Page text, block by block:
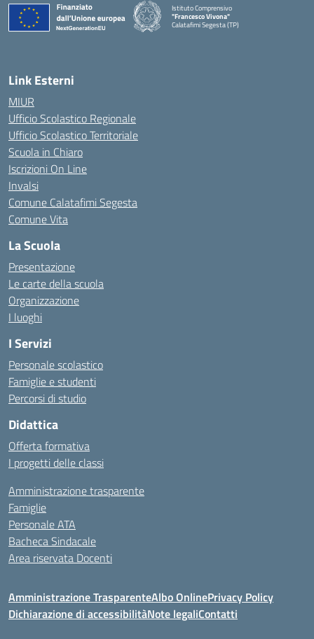
Istituto Comprensivo
"Francesco Vivona"
Calatafimi Segesta (TP)
— Visita la pagina iniziale della scuola
Link Esterni
MIUR
Ufficio Scolastico Regionale
Ufficio Scolastico Territoriale
Scuola in Chiaro
Iscrizioni On Line
Invalsi
Comune Calatafimi Segesta
Comune Vita
La Scuola
Presentazione
Le carte della scuola
Organizzazione
I luoghi
I Servizi
Personale scolastico
Famiglie e studenti
Percorsi di studio
Didattica
Offerta formativa
I progetti delle classi
Amministrazione trasparente
Famiglie
Personale ATA
Bacheca Sindacale
Area riservata Docenti
Amministrazione TrasparenteAlbo OnlinePrivacy Policy
Dichiarazione di accessibilitàNote legaliContatti